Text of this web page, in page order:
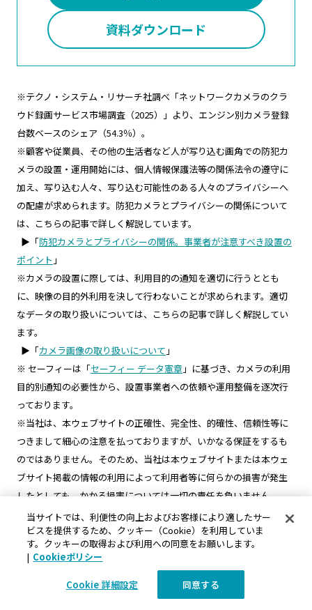
資料ダウンロード
※テクノ・システム・リサーチ社調べ「ネットワークカメラのクラ
ウド録画サービス市場調査（2025）」より、エンジン別カメラ登録
台数ベースのシェア（54.3％）。
※顧客や従業員、その他の生活者など人が写り込む画角での防犯カ
メラの設置・運用開始には、個人情報保護法等の関係法令の遵守に
加え、写り込む人々、写り込む可能性のある人々のプライバシーへ
の配慮が求められます。防犯カメラとプライバシーの関係について
は、こちらの記事で詳しく解説しています。
▶「防犯カメラとプライバシーの関係。事業者が注意すべき設置の
ポイント 」
※カメラの設置に際しては、利用目的の通知を適切に行うととも
に、映像の目的外利用を決して行わないことが求められます。適切
なデータの取り扱いについては、こちらの記事で詳しく解説してい
ます。
▶「カメラ画像の取り扱いについて 」
※ セーフィーは「セーフィー データ憲章 」に基づき、カメラの利用
目的別通知の必要性から、設置事業者への依頼や運用整備を逐次行
っております。
※当社は、本ウェブサイトの正確性、完全性、的確性、信頼性等に
つきまして細心の注意を払っておりますが、いかなる保証をするも
のではありません。そのため、当社は本ウェブサイトまたは本ウェ
ブサイト掲載の情報の利用によって利用者等に何らかの損害が発生
したとしても、かかる損害については一切の責任を負いません。
ウェアラブルカメラ
当サイトでは、利便性の向上およびお客様により適したサー
ビスを提供するため、クッキー（Cookie）を利用していま
す。クッキーの取得および利用への同意をお願いします。
| Cookieポリシー
Cookie 詳細設定 同意する